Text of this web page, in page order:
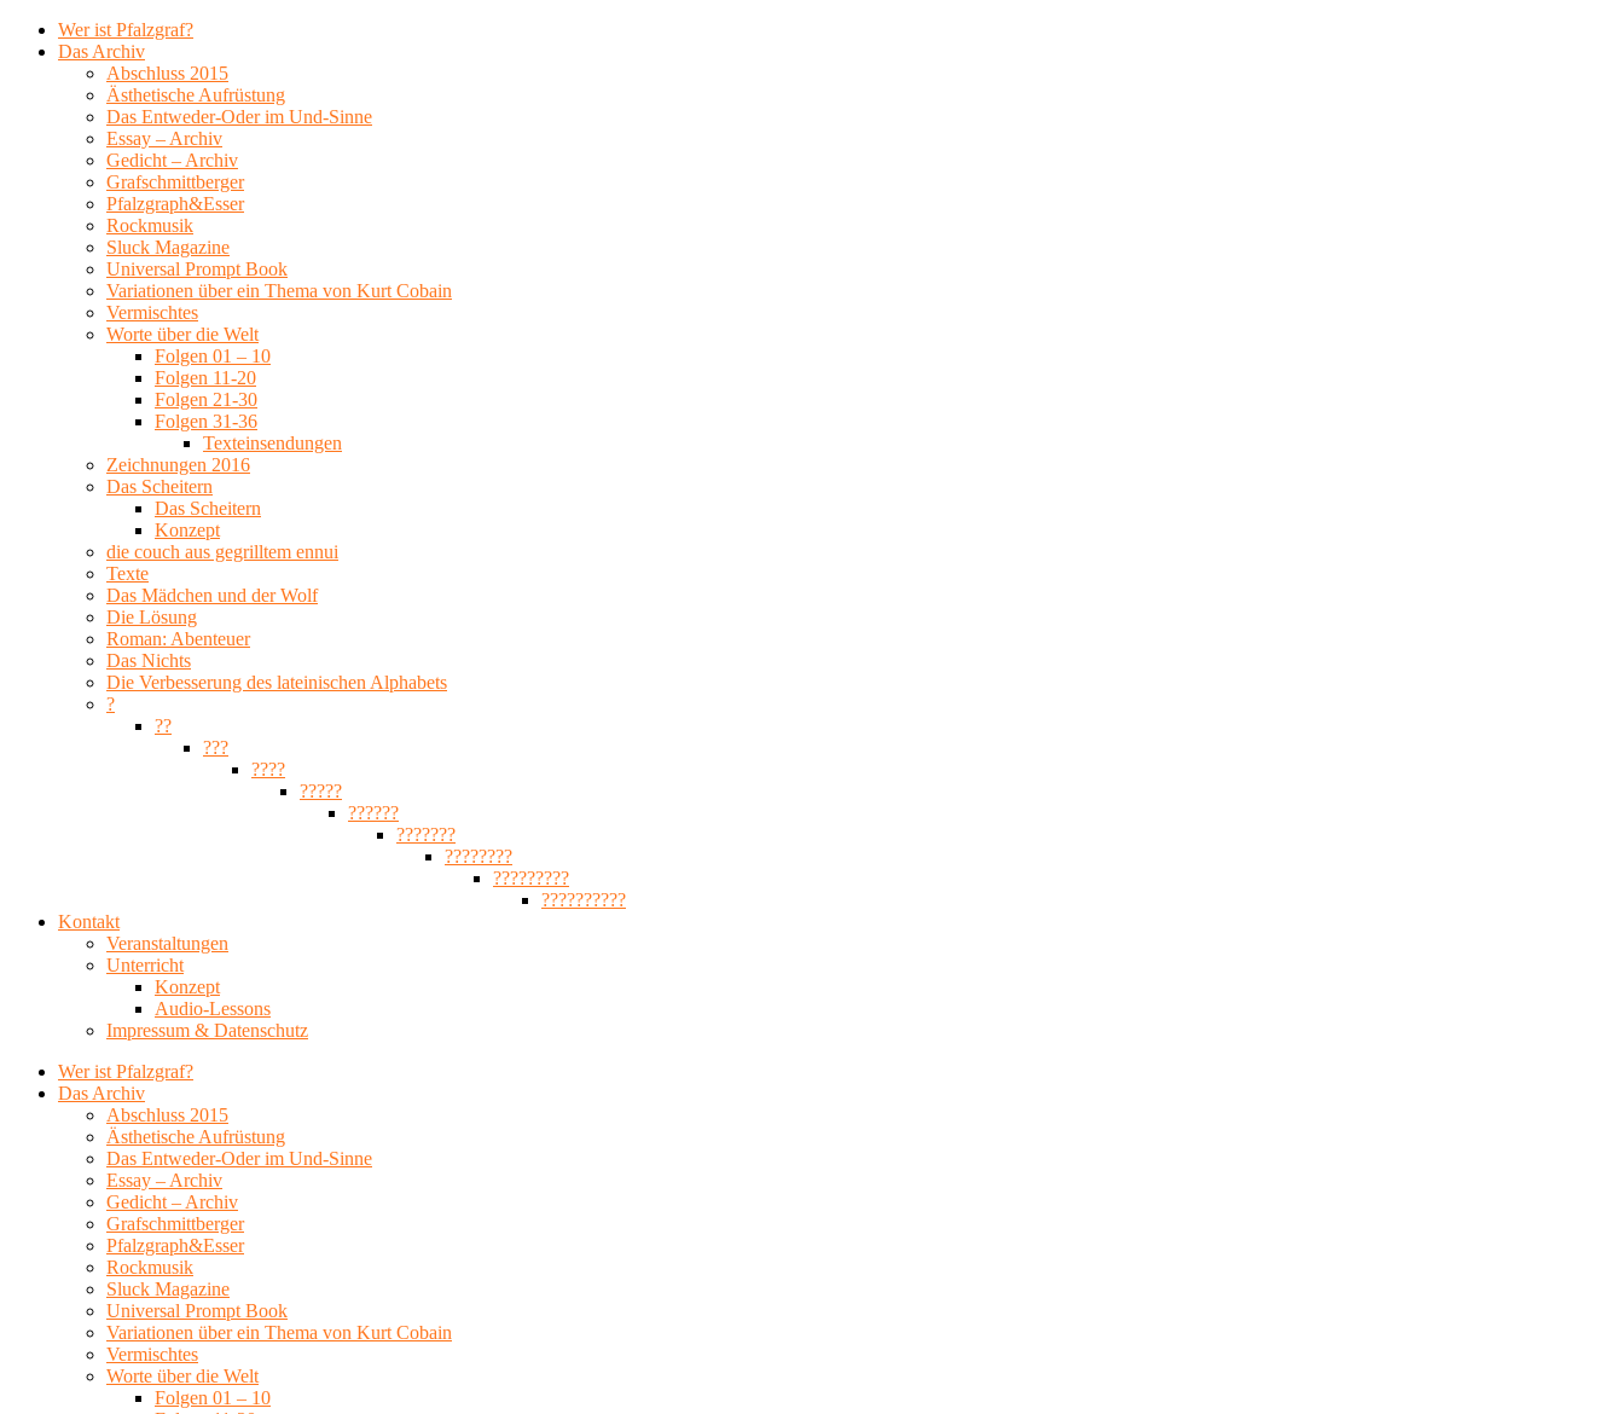
Wer ist Pfalzgraf?
Das Archiv
Abschluss 2015
Ästhetische Aufrüstung
Das Entweder-Oder im Und-Sinne
Essay – Archiv
Gedicht – Archiv
Grafschmittberger
Pfalzgraph&Esser
Rockmusik
Sluck Magazine
Universal Prompt Book
Variationen über ein Thema von Kurt Cobain
Vermischtes
Worte über die Welt
Folgen 01 – 10
Folgen 11-20
Folgen 21-30
Folgen 31-36
Texteinsendungen
Zeichnungen 2016
Das Scheitern
Das Scheitern
Konzept
die couch aus gegrilltem ennui
Texte
Das Mädchen und der Wolf
Die Lösung
Roman: Abenteuer
Das Nichts
Die Verbesserung des lateinischen Alphabets
?
??
???
????
?????
??????
???????
????????
?????????
??????????
Kontakt
Veranstaltungen
Unterricht
Konzept
Audio-Lessons
Impressum & Datenschutz
Wer ist Pfalzgraf?
Das Archiv
Abschluss 2015
Ästhetische Aufrüstung
Das Entweder-Oder im Und-Sinne
Essay – Archiv
Gedicht – Archiv
Grafschmittberger
Pfalzgraph&Esser
Rockmusik
Sluck Magazine
Universal Prompt Book
Variationen über ein Thema von Kurt Cobain
Vermischtes
Worte über die Welt
Folgen 01 – 10